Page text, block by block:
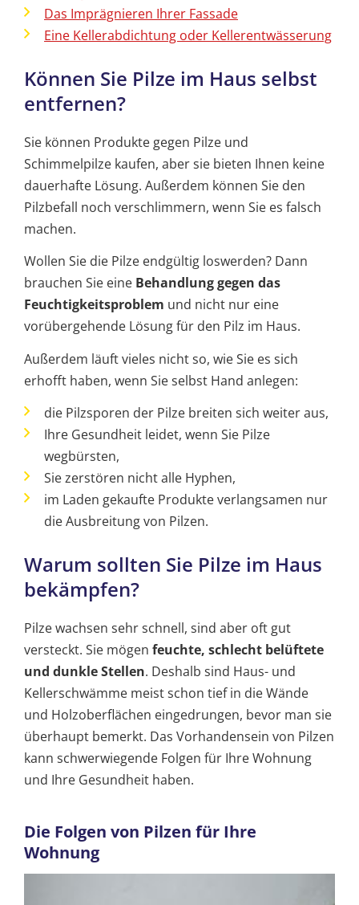
Das Imprägnieren Ihrer Fassade
Eine Kellerabdichtung oder Kellerentwässerung
Können Sie Pilze im Haus selbst
entfernen?
Sie können Produkte gegen Pilze und
Schimmelpilze kaufen, aber sie bieten Ihnen keine
dauerhafte Lösung. Außerdem können Sie den
Pilzbefall noch verschlimmern, wenn Sie es falsch
machen.
Wollen Sie die Pilze endgültig loswerden? Dann
brauchen Sie eine Behandlung gegen das
Feuchtigkeitsproblem und nicht nur eine
vorübergehende Lösung für den Pilz im Haus.
Außerdem läuft vieles nicht so, wie Sie es sich
erhofft haben, wenn Sie selbst Hand anlegen:
die Pilzsporen der Pilze breiten sich weiter aus,
Ihre Gesundheit leidet, wenn Sie Pilze
wegbürsten,
Sie zerstören nicht alle Hyphen,
im Laden gekaufte Produkte verlangsamen nur
die Ausbreitung von Pilzen.
Warum sollten Sie Pilze im Haus
bekämpfen?
Pilze wachsen sehr schnell, sind aber oft gut
versteckt. Sie mögen feuchte, schlecht belüftete
und dunkle Stellen. Deshalb sind Haus- und
Kellerschwämme meist schon tief in die Wände
und Holzoberflächen eingedrungen, bevor man sie
überhaupt bemerkt. Das Vorhandensein von Pilzen
kann schwerwiegende Folgen für Ihre Wohnung
und Ihre Gesundheit haben.
Die Folgen von Pilzen für Ihre
Wohnung